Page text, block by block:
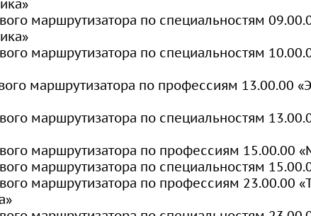
экзаменов
Информация о
предоставлении
академического отпуска
аспирантам
Общежитие
Тренировочное
маршрутизатора по специальностям
маршрутизатора по специальностям
маршрутизатора по профессиям 13.00.00
маршрутизатора по специальностям
маршрутизатора по профессиям 15.00.00
маршрутизатора по специальностям
маршрутизатора по профессиям 23.00.00